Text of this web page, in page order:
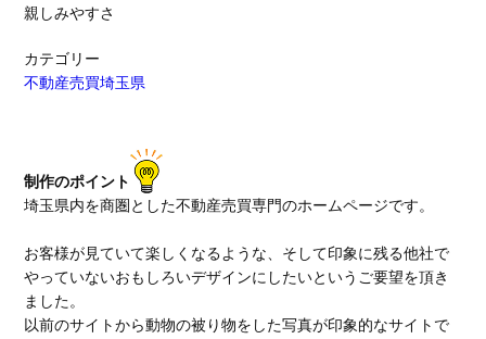
親しみやすさ
カテゴリー
不動産売買埼玉県
制作のポイント
埼玉県内を商圏とした不動産売買専門のホームページです。
お客様が見ていて楽しくなるような、そして印象に残る他社で
やっていないおもしろいデザインにしたいというご要望を頂き
ました。
以前のサイトから動物の被り物をした写真が印象的なサイトで